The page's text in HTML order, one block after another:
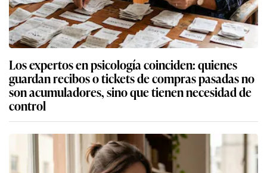
Los expertos en psicología coinciden: quienes
guardan recibos o tickets de compras pasadas no
son acumuladores, sino que tienen necesidad de
control